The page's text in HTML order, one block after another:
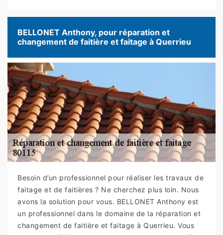
BELLONET Anthony, pour réparation et
changement de faitière et faitage à Querrieu
Besoin d’un professionnel pour réaliser les travaux de
faitage et de faitières ? Ne cherchez plus loin. Nous
avons la solution pour vous. BELLONET Anthony est
un professionnel dans le domaine de la réparation et
changement de faitière et faitage à Querrieu. Vous